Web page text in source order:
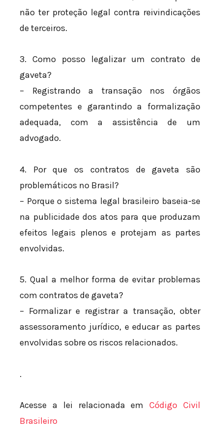
não ter proteção legal contra reivindicações
de terceiros.
3. Como posso legalizar um contrato de
gaveta?
– Registrando a transação nos órgãos
competentes e garantindo a formalização
adequada, com a assistência de um
advogado.
4. Por que os contratos de gaveta são
problemáticos no Brasil?
– Porque o sistema legal brasileiro baseia-se
na publicidade dos atos para que produzam
efeitos legais plenos e protejam as partes
envolvidas.
5. Qual a melhor forma de evitar problemas
com contratos de gaveta?
– Formalizar e registrar a transação, obter
assessoramento jurídico, e educar as partes
envolvidas sobre os riscos relacionados.
.
Acesse a lei relacionada emCódigo Civil
Brasileiro